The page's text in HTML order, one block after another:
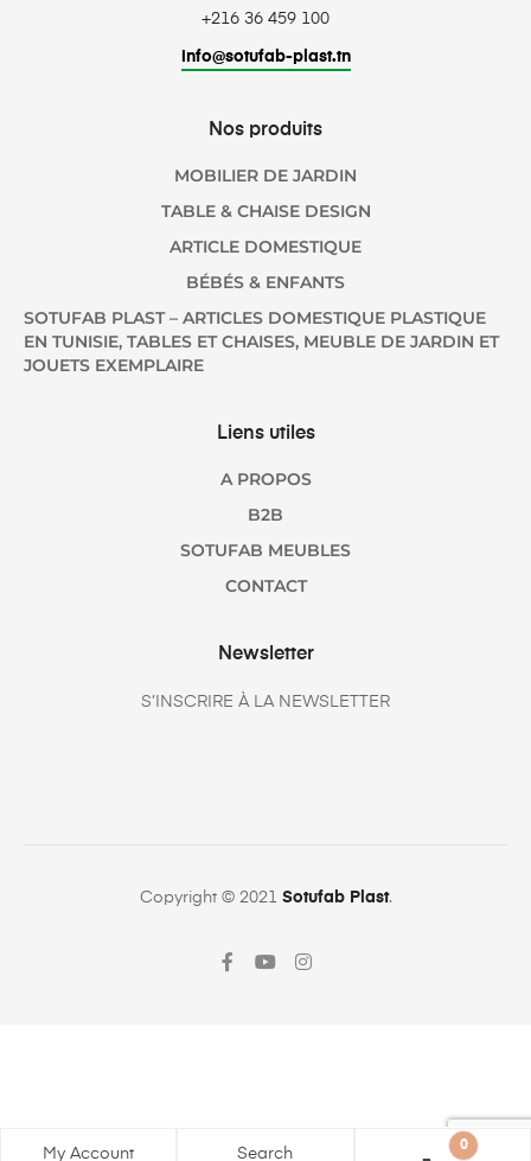
+216 36 459 100
info@sotufab-plast.tn
Nos produits
MOBILIER DE JARDIN
TABLE & CHAISE DESIGN
ARTICLE DOMESTIQUE
BÉBÉS & ENFANTS
SOTUFAB PLAST – ARTICLES DOMESTIQUE PLASTIQUE
EN TUNISIE, TABLES ET CHAISES, MEUBLE DE JARDIN ET
JOUETS EXEMPLAIRE
Liens utiles
A PROPOS
B2B
SOTUFAB MEUBLES
CONTACT
Newsletter
S’INSCRIRE À LA NEWSLETTER
Copyright © 2021 Sotufab Plast.
My Account Search 0